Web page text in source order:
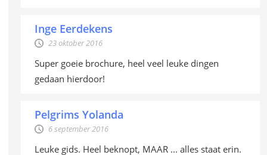
Inge Eerdekens
23 oktober 2016
Super goeie brochure, heel veel leuke dingen
gedaan hierdoor!
Pelgrims Yolanda
6 september 2016
Leuke gids. Heel beknopt, MAAR ... alles staat erin.